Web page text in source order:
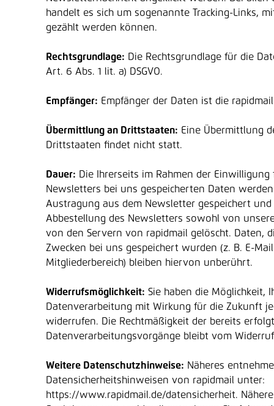
handelt es sich um sogenannte Tracking-Links,
gezählt werden können.
Rechtsgrundlage: Die Rechtsgrundlage für die
Art. 6 Abs. 1 lit. a) DSGVO.
Empfänger: Empfänger der Daten ist die rapidmail
Übermittlung an Drittstaaten: Eine Übermittlung
Drittstaaten findet nicht statt.
Dauer: Die Ihrerseits im Rahmen der Einwilligung
Newsletters bei uns gespeicherten Daten
Austragung aus dem Newsletter gespeichert und
Abbestellung des Newsletters sowohl von
von den Servern von rapidmail gelöscht. Daten,
Zwecken bei uns gespeichert wurden (z. B. E-
Mitgliederbereich) bleiben hiervon unberührt.
Widerrufsmöglichkeit: Sie haben die Möglichkeit,
Datenverarbeitung mit Wirkung für die Zukunft
widerrufen. Die Rechtmäßigkeit der bereits
Datenverarbeitungsvorgänge bleibt vom
Weitere Datenschutzhinweise: Näheres
Datensicherheitshinweisen von rapidmail unter:
https://www.rapidmail.de/datensicherheit.